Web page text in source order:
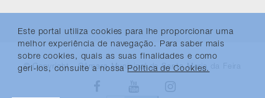
Este portal utiliza cookies para lhe proporcionar uma
melhor experiência de navegação. Para saber mais
sobre cookies, quais as suas finalidades e como
geri-los, consulte a nossa Política de Cookies.
© Copyright - Câmara Municipal de Santa Maria da Feira
FacebookYoutube